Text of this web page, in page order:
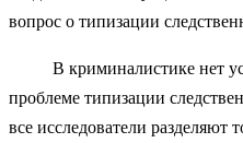
вопрос о типизации
В криминалистике нет
проблеме типизации
все исследователи разделяют